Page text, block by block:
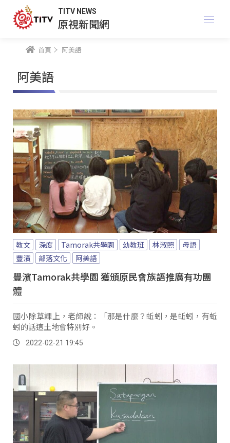
TITV NEWS
原視新聞網
首頁 阿美語
阿美語
教文 深度 Tamorak共學園 幼教班 林淑照
母語
豐濱
部落文化 阿美語
豐濱Tamorak共學園 獲頒原民會族語推廣有功團
體
國小除草課上，老師說：「那是什麼？蚯蚓，是蚯蚓，有蚯
蚓的話這土地會特別好。
2022-02-21 19:45